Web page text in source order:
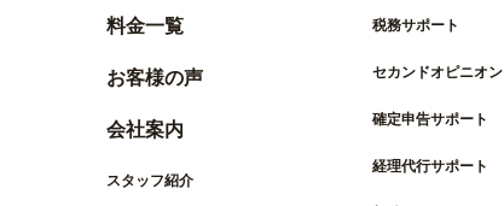
料金一覧
お客様の声
会社案内
スタッフ紹介
税務サポート
セカンドオピニオン
確定申告サポート
経理代行サポート